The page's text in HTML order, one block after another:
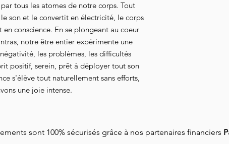
tous les atomes de notre corps. Tout
son et le convertit en électricité, le corps
conscience. En se plongeant au coeur
notre être entier expérimente une
les problèmes, les difficultés
positif, serein, prêt à déployer tout son
s'élève tout naturellement sans efforts,
une joie intense.
sont 100% sécurisés grâce à nos partenaires financiers